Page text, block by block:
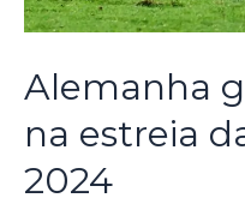
Alemanha
na estreia
2024